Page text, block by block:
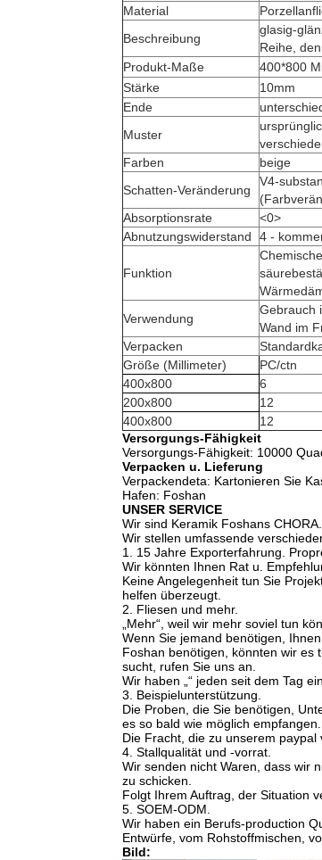
Material
Beschreibung
glasig-
Reihe,
Produkt-Maße
400*800
Stärke
10mm
Ende
Muster
Farben
beige
Schatten-Veränderung
V4-
Absorptionsrate
<0>
Abnutzungswiderstand
4 -
Funktion
Verwendung
Gebrauch
Wand im
Verpacken
Größe (Millimeter)
PC/ctn
400x800
6
200x800
12
400x800
12
Versorgungs-Fähigkeit
Versorgungs-Fähigkeit: 10000
Verpacken u. Lieferung
Verpackendeta: Kartonieren Sie
Hafen: Foshan
UNSER SERVICE
Wir sind Keramik Foshans CHORA.
Wir stellen umfassende
1. 15 Jahre Exporterfahrung.
Wir könnten Ihnen Rat u.
Keine Angelegenheit tun Sie
helfen überzeugt.
2. Fliesen und mehr.
„Mehr“, weil wir mehr soviel tun
Wenn Sie jemand benötigen,
Foshan benötigen, könnten wir es
sucht, rufen Sie uns an.
Wir haben „“ jeden seit dem Tag
3. Beispielunterstützung.
Die Proben, die Sie benötigen,
es so bald wie möglich empfangen.
Die Fracht, die zu unserem
4. Stallqualität und -vorrat.
Wir senden nicht Waren, dass wir
zu schicken.
Folgt Ihrem Auftrag, der Situation
5. SOEM-ODM.
Wir haben ein Berufs-production
Entwürfe, vom Rohstoffmischen,
Bild: